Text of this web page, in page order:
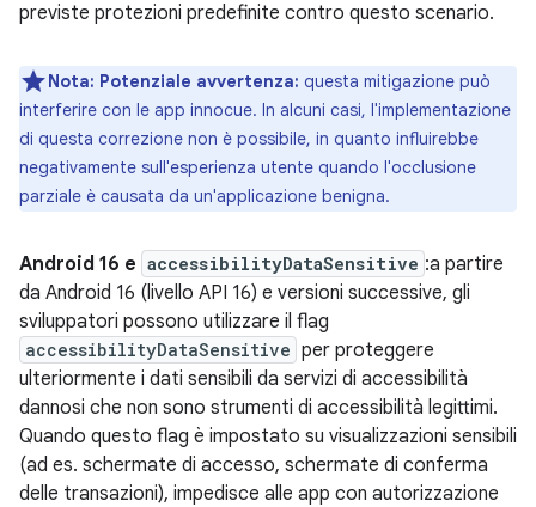
previste protezioni predefinite contro questo scenario.
Nota: Potenziale avvertenza: questa mitigazione può
interferire con le app innocue. In alcuni casi, l'implementazione
di questa correzione non è possibile, in quanto influirebbe
negativamente sull'esperienza utente quando l'occlusione
parziale è causata da un'applicazione benigna.
Android 16 e accessibilityDataSensitive :a partire
da Android 16 (livello API 16) e versioni successive, gli
sviluppatori possono utilizzare il flag
accessibilityDataSensitive per proteggere
ulteriormente i dati sensibili da servizi di accessibilità
dannosi che non sono strumenti di accessibilità legittimi.
Quando questo flag è impostato su visualizzazioni sensibili
(ad es. schermate di accesso, schermate di conferma
delle transazioni), impedisce alle app con autorizzazione